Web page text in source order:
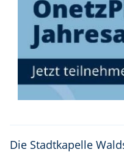
Die Stadtkapelle